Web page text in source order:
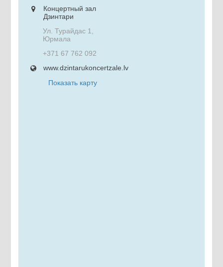
Концертный зал
Дзинтари
Ул. Турайдас 1,
Юрмала
+371 67 762 092
www.dzintarukoncertzale.lv
Показать карту